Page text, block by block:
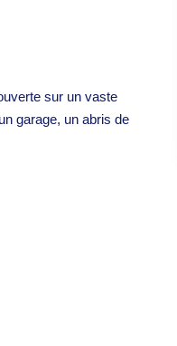
sur un vaste
garage, un abris de